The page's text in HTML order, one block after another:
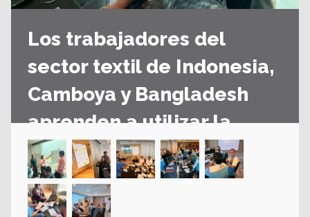
Los trabajadores del
sector textil de Indonesia,
Camboya y Bangladesh
aprenden a utilizar la
legislación en materia de
derechos humanos como
herramienta sindical